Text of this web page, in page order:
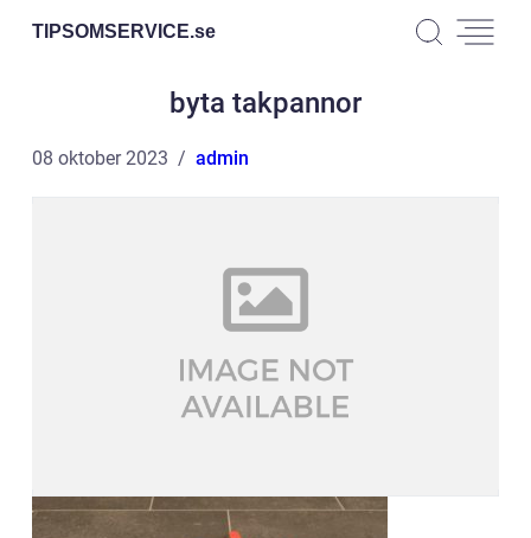
TIPSOMSERVICE.se
byta takpannor
08 oktober 2023 admin